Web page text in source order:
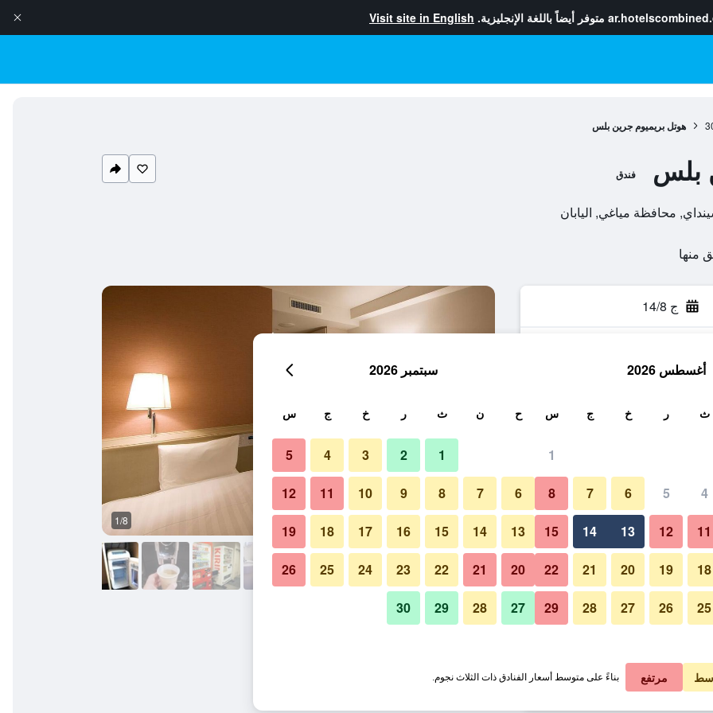
متوفر أيضاً باللغة الإنجليزية. Visit site in English
هوتل بريميوم جرين بلس
بلس فندق
ج 14/8
في الليلة
﷼ عرض الصفقة
﷼ عرض الصفقة
غرفة نوم 1/8
صور لـ هوتل بريميوم جرين بلس
أغسطس 2026
ث ر خ ج س
1
4
5
6
7
8
11
12
13
14
15
18
19
20
21
22
25
26
27
28
29
سبتمبر 2026
ح ن ث ر خ ج س
1
2
3
4
5
6
7
8
9
10
11
12
13
14
15
16
17
18
19
20
21
22
23
24
25
26
27
28
29
30
مرتفع بناءً على متوسط أسعار الفنادق ذات الثلاث نجوم.